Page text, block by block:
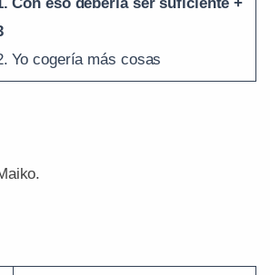
Yo cogería más cosas